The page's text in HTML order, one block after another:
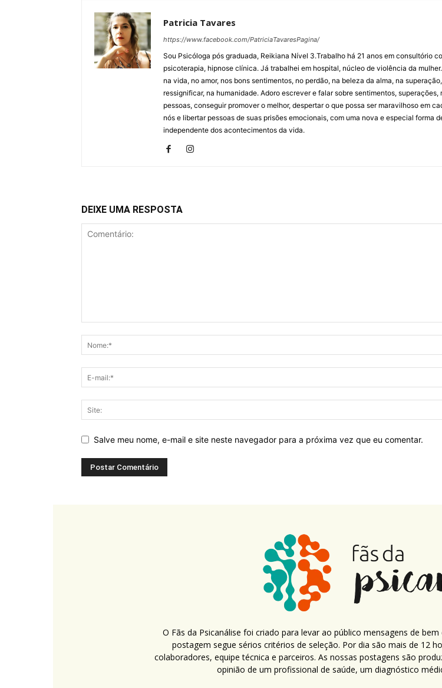
Patricia Tavares
https://www.facebook.com/PatriciaTavaresPagina/
Sou Psicóloga pós graduada, Reikiana Nível 3.Trabalho há 21 anos em consultório
psicoterapia, hipnose clínica. Já trabalhei em hospital, núcleo de violência da
na vida, no amor, nos bons sentimentos, no perdão, na beleza da alma, na
ressignificar, na humanidade. Adoro escrever e falar sobre sentimentos, superações,
pessoas, conseguir promover o melhor, despertar o que possa ser maravilhoso em
nós e libertar pessoas de suas prisões emocionais, com uma nova e especial forma
independente dos acontecimentos da vida.
DEIXE UMA RESPOSTA
Salve meu nome, e-mail e site neste navegador para a próxima vez que eu comentar.
O Fãs da Psicanálise foi criado para levar ao público mensagens de
postagem segue sérios critérios de seleção. Por dia são mais de 12
colaboradores, equipe técnica e parceiros. As nossas postagens são
opinião de um profissional de saúde, um diagnóstico